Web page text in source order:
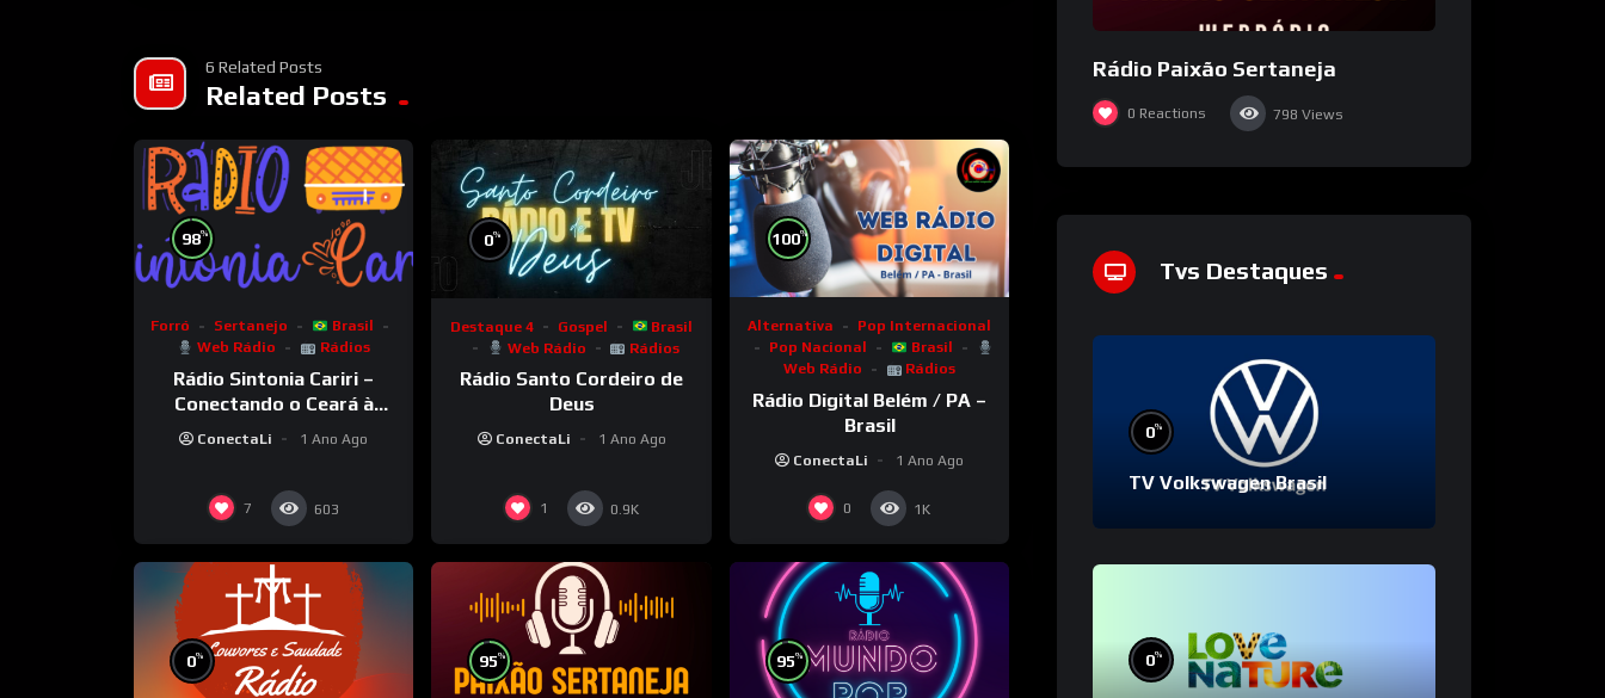
6 Related Posts
Related Posts
98%
Forró Sertanejo
Brasil
Web Rádio
Rádios
Rádio Sintonia Cariri –
Conectando o Ceará à
Informação e Cultura
ConectaLi 1 Ano Ago
7 603
0%
Destaque 4 Gospel
Brasil
Web Rádio
Rádios
Rádio Santo Cordeiro de
Deus
ConectaLi 1 Ano Ago
1 0.9K
100%
Alternativa
Pop Internacional
Pop Nacional
Brasil
Web Rádio
Rádios
Rádio Digital Belém / PA –
Brasil
ConectaLi 1 Ano Ago
0 1K
0% 95% 95%
Rádio Paixão Sertaneja
0 Reactions 798 Views
Tvs Destaques
0%
TV Volkswagen Brasil
0%